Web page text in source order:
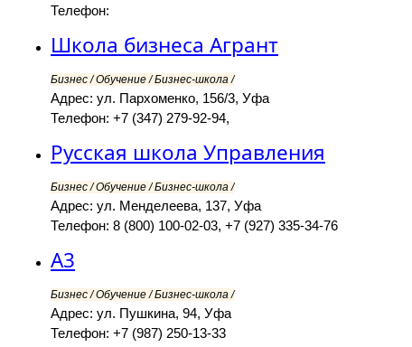
Телефон:
Школа бизнеса Агрант
Бизнес / Обучение / Бизнес-школа /
Адрес: ул. Пархоменко, 156/3, Уфа
Телефон: +7 (347) 279-92-94,
Русская школа Управления
Бизнес / Обучение / Бизнес-школа /
Адрес: ул. Менделеева, 137, Уфа
Телефон: 8 (800) 100-02-03, +7 (927) 335-34-76
А3
Бизнес / Обучение / Бизнес-школа /
Адрес: ул. Пушкина, 94, Уфа
Телефон: +7 (987) 250-13-33